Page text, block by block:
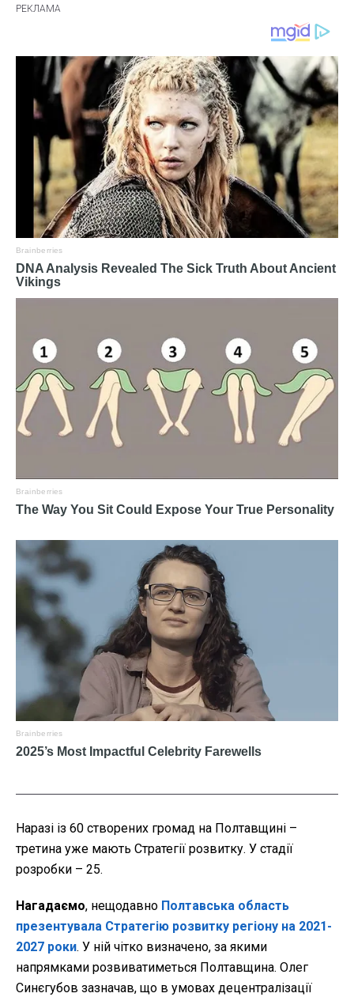
Наразі із 60 створених громад на Полтавщині –
третина уже мають Стратегії розвитку. У стадії
розробки – 25.
Нагадаємо, нещодавно Полтавська область
презентувала Стратегію розвитку регіону на 2021-
2027 роки. У ній чітко визначено, за якими
напрямками розвиватиметься Полтавщина. Олег
Синєгубов зазначав, що в умовах децентралізації